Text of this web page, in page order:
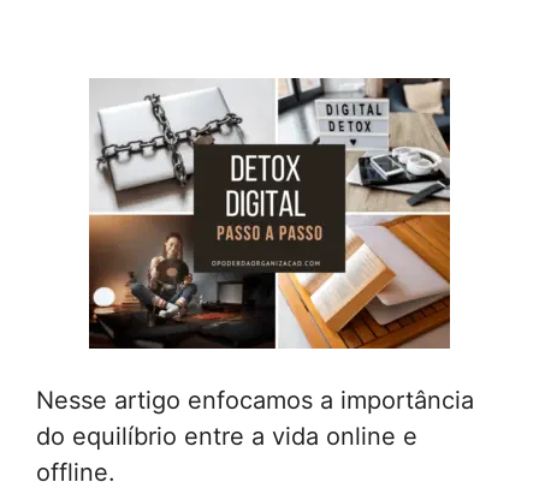
Nesse artigo enfocamos a importância
do equilíbrio entre a vida online e
offline.